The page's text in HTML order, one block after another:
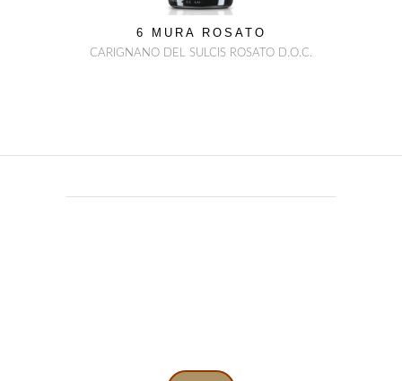
6 MURA ROSATO
CARIGNANO DEL SULCIS ROSATO D.O.C.